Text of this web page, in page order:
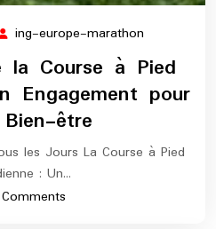
ing-europe-marathon
europe-
marathon
la Course à Pied
Engagement pour
être
les Jours La Course à Pied
: Un…